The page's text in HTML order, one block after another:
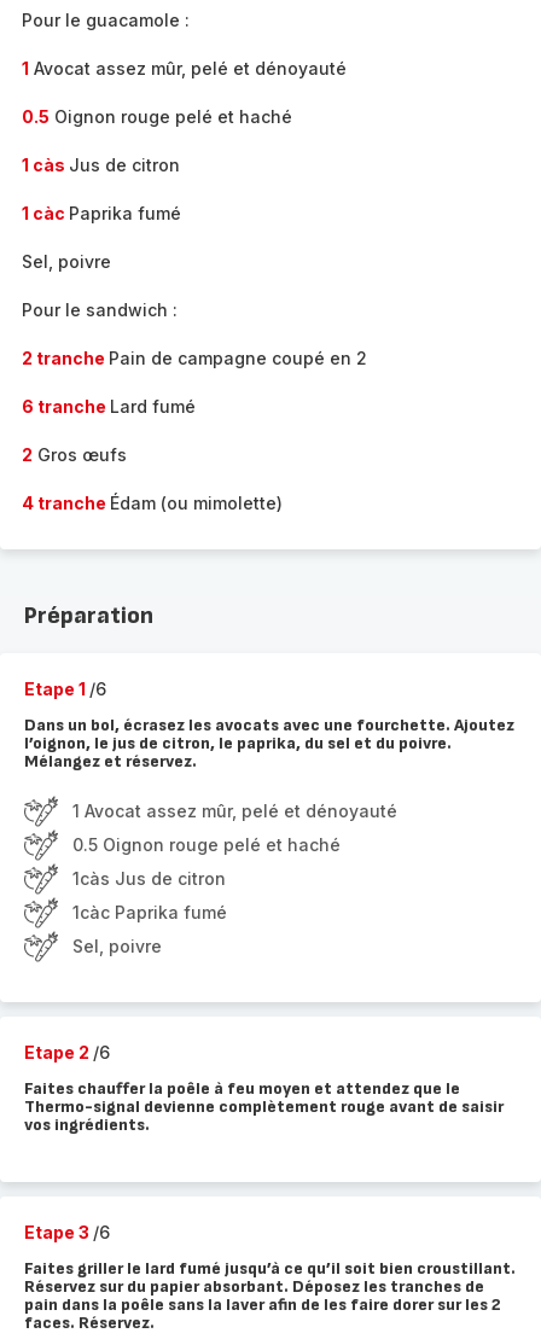
Pour le guacamole :
1 Avocat assez mûr, pelé et dénoyauté
0.5 Oignon rouge pelé et haché
1 càs Jus de citron
1 càc Paprika fumé
Sel, poivre
Pour le sandwich :
2 tranche Pain de campagne coupé en 2
6 tranche Lard fumé
2 Gros œufs
4 tranche Édam (ou mimolette)
Préparation
Etape 1 /6
Dans un bol, écrasez les avocats avec une fourchette. Ajoutez
l’oignon, le jus de citron, le paprika, du sel et du poivre.
Mélangez et réservez.
1 Avocat assez mûr, pelé et dénoyauté
0.5 Oignon rouge pelé et haché
1càs Jus de citron
1càc Paprika fumé
Sel, poivre
Etape 2 /6
Faites chauffer la poêle à feu moyen et attendez que le
Thermo-signal devienne complètement rouge avant de saisir
vos ingrédients.
Etape 3 /6
Faites griller le lard fumé jusqu’à ce qu’il soit bien croustillant.
Réservez sur du papier absorbant. Déposez les tranches de
pain dans la poêle sans la laver afin de les faire dorer sur les 2
faces. Réservez.